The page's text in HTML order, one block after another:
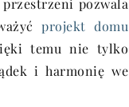
pozwala
projekt domu
temu nie tylko
i harmonię we